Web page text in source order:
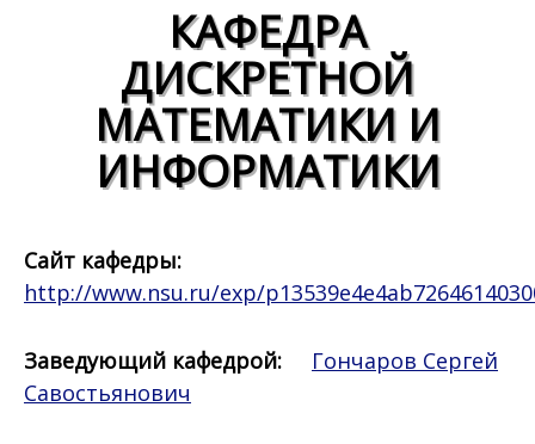
КАФЕДРА
ДИСКРЕТНОЙ
МАТЕМАТИКИ И
ИНФОРМАТИКИ
Сайт кафедры:
http://www.nsu.ru/exp/
Заведующий кафедрой:
Гончаров Сергей
Савостьянович